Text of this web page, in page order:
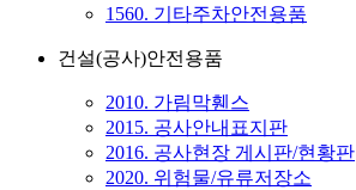
1560. 기타주차안전용품
건설(공사)안전용품
2010. 가림막휀스
2015. 공사안내표지판
2016. 공사현장 게시판/현황판
2020. 위험물/유류저장소